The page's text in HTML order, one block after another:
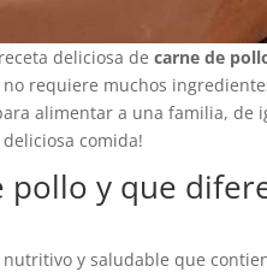
deliciosa decarne de
requiere muchos
alimentar a una familia, de
comida!
pollo y que
y saludable que